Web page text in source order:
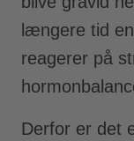
længere tid
reagerer på
Derfor er det